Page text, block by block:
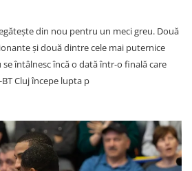
din nou pentru un meci greu. Două
și două dintre cele mai puternice
întâlnesc încă o dată într-o finală care
Cluj începe lupta p